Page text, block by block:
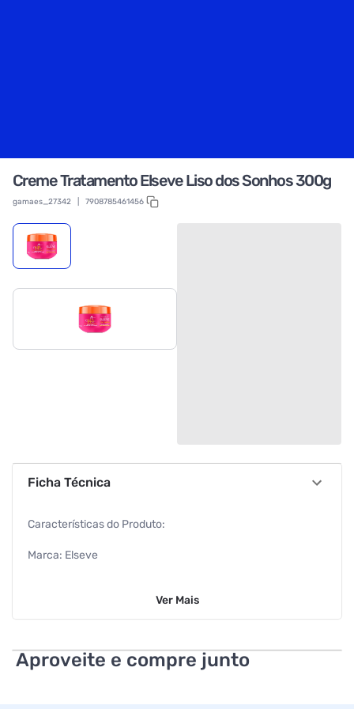
Creme Tratamento Elseve Liso dos Sonhos 300g
gamaes_27342 7908785461456
Ficha Técnica
Características do Produto:
Marca: Elseve
Ean: 7908785461456
Ver Mais
Aproveite e compre junto